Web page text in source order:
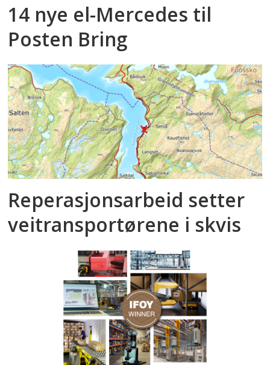
14 nye el-Mercedes til
Posten Bring
Reperasjonsarbeid setter
veitransportørene i skvis